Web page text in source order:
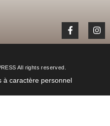
All rights reserved.
à caractère personnel